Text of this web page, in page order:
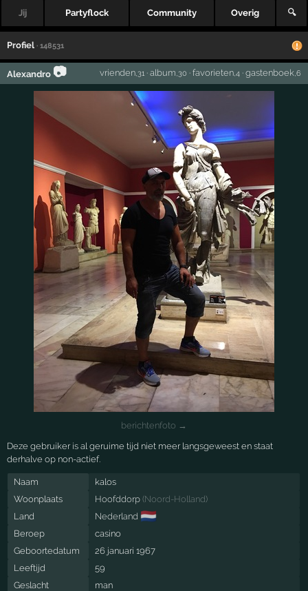
Jij Partyflock Community Overig 🔍
Profiel · 148531
Alexandro 📷 vrienden,31· album ,30 · favorieten,4· gastenboek ,6
berichtenfoto →
Deze gebruiker is al geruime tijd niet meer langsgeweest en staat
derhalve op non-actief.
Naam
kalos
Woonplaats
Hoofddorp (Noord-Holland)
Land
Nederland 🇳🇱
Beroep
casino
Geboortedatum
26 januari 1967
Leeftijd
59
Geslacht
man